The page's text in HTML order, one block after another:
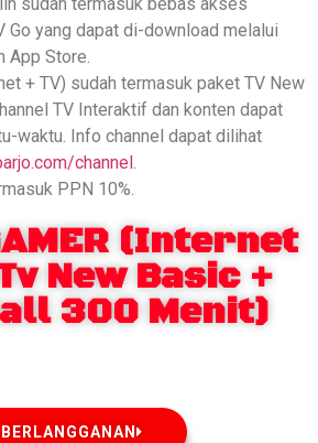
Go yang dapat di-download melalui
App Store.
+ TV) sudah termasuk paket TV New
TV Interaktif dan konten dapat
waktu. Info channel dapat dilihat
channel
PPN 10%.
(Internet
New Basic +
300 Menit)
BERLANGGANAN